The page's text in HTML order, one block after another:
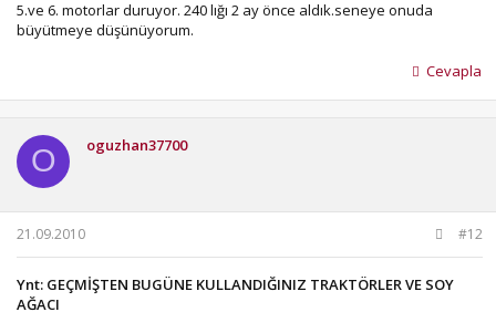
5.ve 6. motorlar duruyor. 240 lığı 2 ay önce aldık.seneye onuda
büyütmeye düşünüyorum.
Cevapla
O oguzhan37700
21.09.2010 #12
Ynt: GEÇMİŞTEN BUGÜNE KULLANDIĞINIZ TRAKTÖRLER VE SOY
AĞACI